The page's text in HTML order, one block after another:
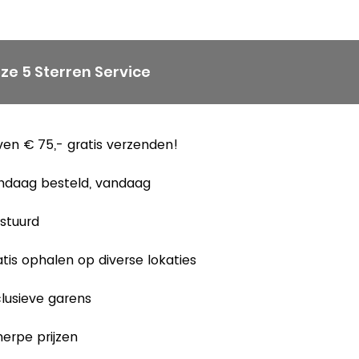
5 Sterren Service
€ 75,- gratis verzenden!
besteld, vandaag
ophalen op diverse lokaties
garens
prijzen